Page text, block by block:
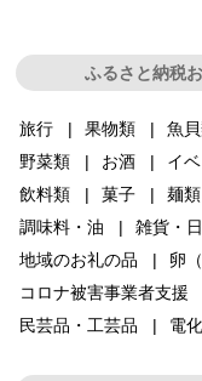
ふるさと納税
旅行 果物類 魚
野菜類
お酒 イ
飲料類
菓子 麺類
調味料・油
雑貨・
地域のお礼の品
卵
コロナ被害事業者支援
民芸品・工芸品
電